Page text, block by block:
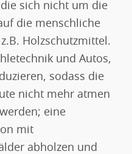
sich nicht um die
die menschliche
Holzschutzmittel.
und Autos,
sodass die
nicht mehr atmen
eine
mit
abholzen und